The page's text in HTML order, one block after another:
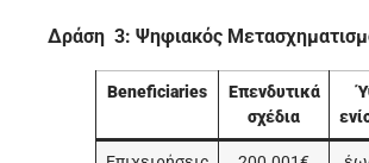
Δράση 3: Ψηφιακός
Beneficiaries
Επενδυτικά
σχέδια